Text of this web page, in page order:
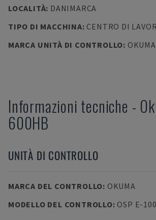
LOCALITÀ: DANIMARCA
TIPO DI MACCHINA: CENTRO DI
MARCA UNITÀ DI CONTROLLO: OKUMA
Informazioni tecniche -
600HB
UNITÀ DI CONTROLLO
MARCA DEL CONTROLLO: OKUMA
MODELLO DEL CONTROLLO: OSP E-